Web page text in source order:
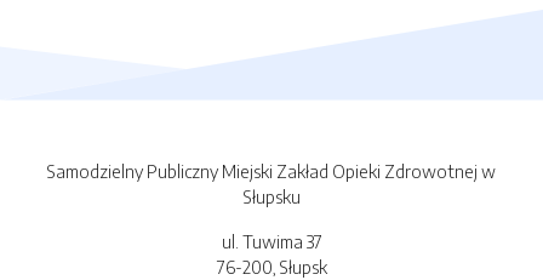
Samodzielny Publiczny Miejski Zakład Opieki Zdrowotnej w
Słupsku
ul. Tuwima 37
76-200, Słupsk